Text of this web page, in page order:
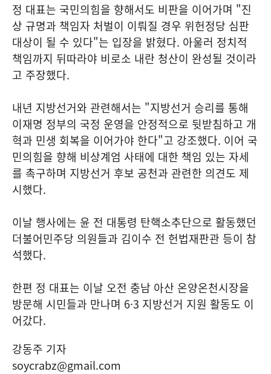
정 대표는 국민의힘을 향해서도 비판을 이어가며 "진
상 규명과 책임자 처벌이 이뤄질 경우 위헌정당 심판
대상이 될 수 있다"는 입장을 밝혔다. 아울러 정치적
책임까지 뒤따라야 비로소 내란 청산이 완성될 것이라
고 주장했다.
내년 지방선거와 관련해서는 "지방선거 승리를 통해
이재명 정부의 국정 운영을 안정적으로 뒷받침하고 개
혁과 민생 회복을 이어가야 한다"고 강조했다. 이어 국
민의힘을 향해 비상계엄 사태에 대한 책임 있는 자세
를 촉구하며 지방선거 후보 공천과 관련한 의견도 제
시했다.
이날 행사에는 윤 전 대통령 탄핵소추단으로 활동했던
더불어민주당 의원들과 김이수 전 헌법재판관 등이 참
석했다.
한편 정 대표는 이날 오전 충남 아산 온양온천시장을
방문해 시민들과 만나며 6·3 지방선거 지원 활동도 이
어갔다.
강동주 기자
soycrabz@gmail.com